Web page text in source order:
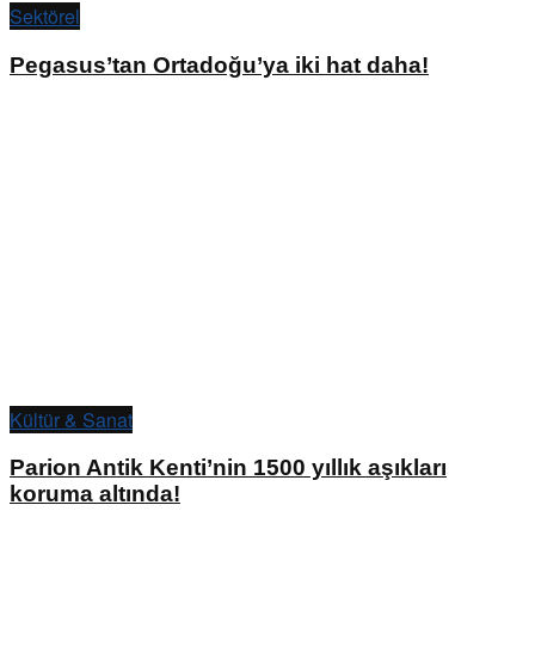
Sektörel
Pegasus’tan Ortadoğu’ya iki hat daha!
Kültür & Sanat
Parion Antik Kenti’nin 1500 yıllık aşıkları
koruma altında!